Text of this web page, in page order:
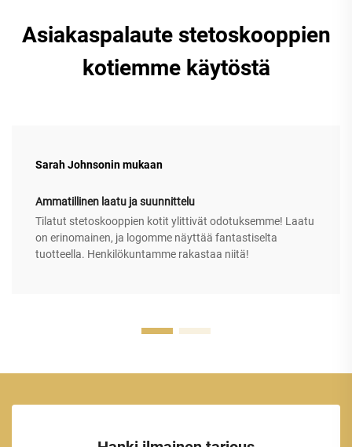
Asiakaspalaute stetoskooppien
kotiemme käytöstä
Sarah Johnsonin mukaan
Ammatillinen laatu ja suunnittelu
Tilatut stetoskooppien kotit ylittivät odotuksemme! Laatu
on erinomainen, ja logomme näyttää fantastiselta
tuotteella. Henkilökuntamme rakastaa niitä!